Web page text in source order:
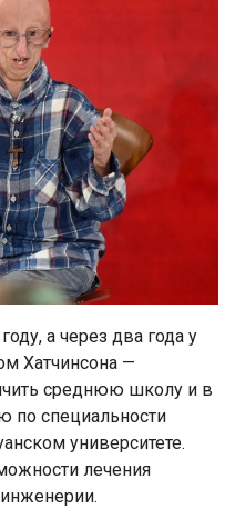
а через два года у
Хатчинсона —
среднюю школу и в
по специальности
университете.
лечения